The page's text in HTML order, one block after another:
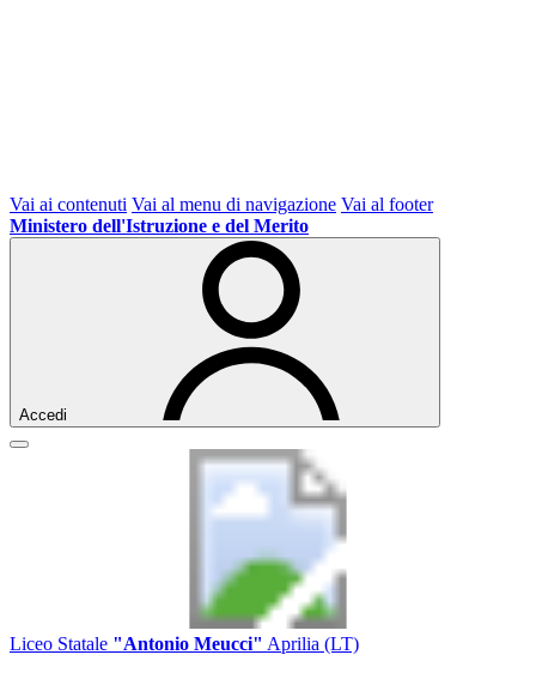
Vai ai contenuti Vai al menu di navigazione Vai al footer
Ministero dell'Istruzione e del Merito
Accedi
Liceo Statale "Antonio Meucci" Aprilia (LT)